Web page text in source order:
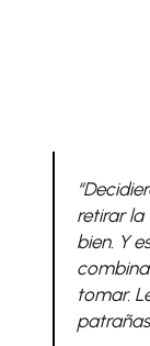
retirar la
bien. Y
tomar.